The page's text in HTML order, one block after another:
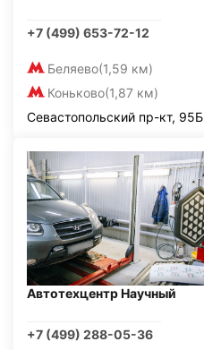
+7 (499) 653-72-12
Беляево(1,59 км)
Коньково(1,87 км)
Севастопольский пр-кт, 95Б
Автотехцентр Научный
+7 (499) 288-05-36